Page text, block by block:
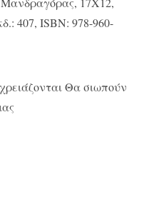
407, ISBN: 978-960-
Θα σιωπούν